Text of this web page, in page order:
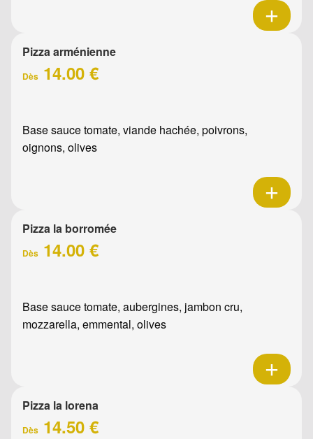
Pizza arménienne
Dès 14.00 €
Base sauce tomate, viande hachée, poivrons,
oignons, olives
Pizza la borromée
Dès 14.00 €
Base sauce tomate, aubergines, jambon cru,
mozzarella, emmental, olives
Pizza la lorena
Dès 14.50 €